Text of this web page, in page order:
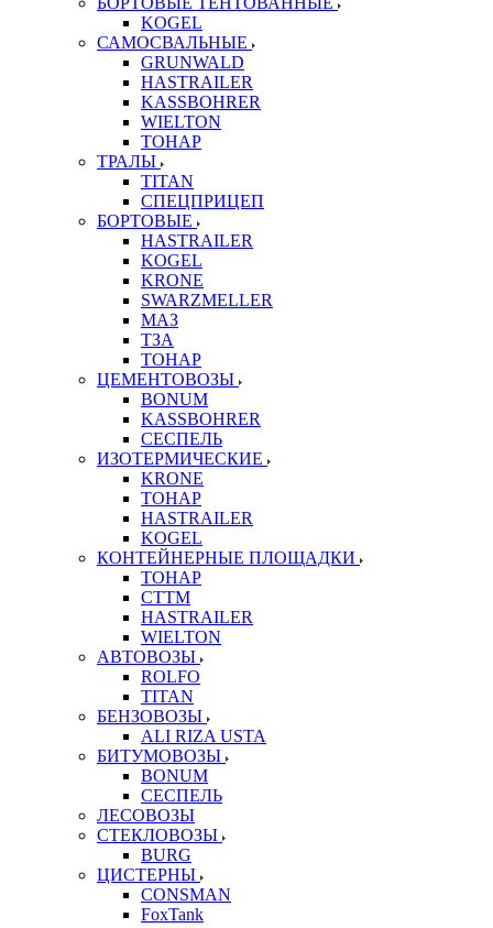
KOGEL
САМОСВАЛЬНЫЕ
GRUNWALD
HASTRAILER
KASSBOHRER
WIELTON
ТОНАР
ТРАЛЫ
TITAN
СПЕЦПРИЦЕП
БОРТОВЫЕ
HASTRAILER
KOGEL
KRONE
SWARZMELLER
МАЗ
ТЗА
ТОНАР
ЦЕМЕНТОВОЗЫ
BONUM
KASSBOHRER
СЕСПЕЛЬ
ИЗОТЕРМИЧЕСКИЕ
KRONE
ТОНАР
HASTRAILER
KOGEL
КОНТЕЙНЕРНЫЕ ПЛОЩАДКИ
ТОНАР
CTTM
HASTRAILER
WIELTON
АВТОВОЗЫ
ROLFO
TITAN
БЕНЗОВОЗЫ
ALI RIZA USTA
БИТУМОВОЗЫ
BONUM
СЕСПЕЛЬ
ЛЕСОВОЗЫ
СТЕКЛОВОЗЫ
BURG
ЦИСТЕРНЫ
CONSMAN
FoxTank